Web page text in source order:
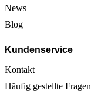
News
Blog
Kundenservice
Kontakt
Häufig gestellte Fragen